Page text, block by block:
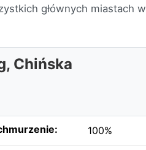
głównych miastach w
Chińska
100%